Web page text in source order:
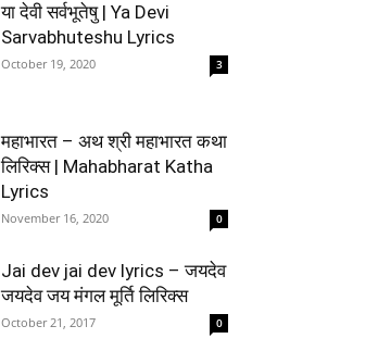
या देवी सर्वभूतेषु | Ya Devi
Sarvabhuteshu Lyrics
October 19, 2020 3
महाभारत – अथ श्री महाभारत कथा
लिरिक्स | Mahabharat Katha
Lyrics
November 16, 2020 0
Jai dev jai dev lyrics – जयदेव
जयदेव जय मंगल मूर्ति लिरिक्स
October 21, 2017 0